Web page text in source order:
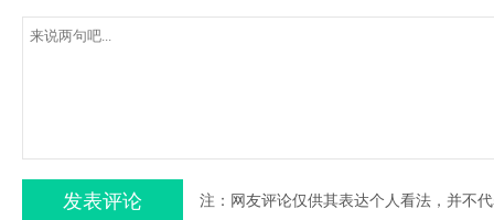
注：网友评论仅供其表达个人看法，并不